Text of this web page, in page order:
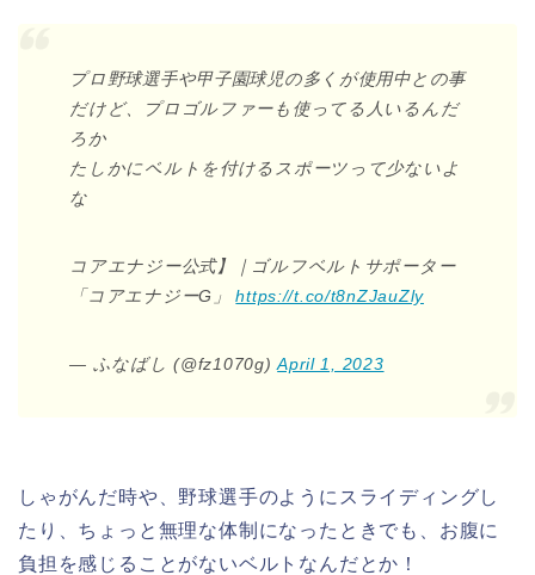
プロ野球選手や甲子園球児の多くが使用中との事
だけど、プロゴルファーも使ってる人いるんだ
ろか
たしかにベルトを付けるスポーツって少ないよ
な
コアエナジー公式】｜ゴルフベルトサポーター
「コアエナジーG」https://t.co/t8nZJauZly
— ふなばし (@fz1070g)April 1, 2023
しゃがんだ時や、野球選手のようにスライディングし
たり、ちょっと無理な体制になったときでも、お腹に
負担を感じることがないベルトなんだとか！